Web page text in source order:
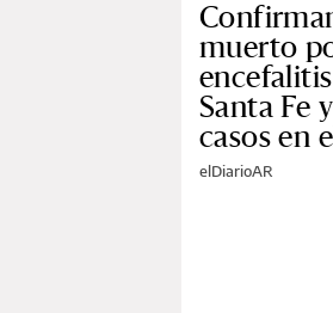
muerto
Santa Fe
casos en
elDiarioAR